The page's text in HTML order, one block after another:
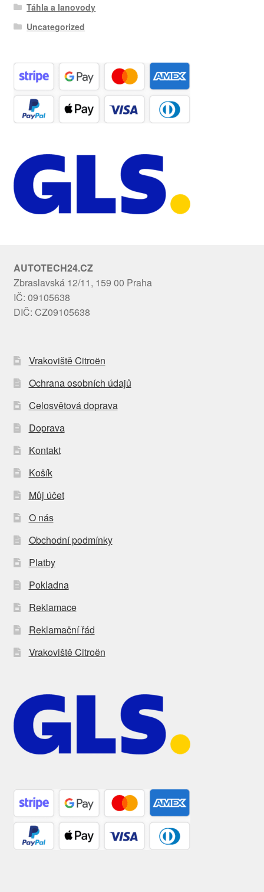
Táhla a lanovody
Uncategorized
AUTOTECH24.CZ
Zbraslavská 12/11, 159 00 Praha
IČ: 09105638
DIČ: CZ09105638
Vrakoviště Citroën
Ochrana osobních údajů
Celosvětová doprava
Doprava
Kontakt
Košík
Můj účet
O nás
Obchodní podmínky
Platby
Pokladna
Reklamace
Reklamační řád
Vrakoviště Citroën